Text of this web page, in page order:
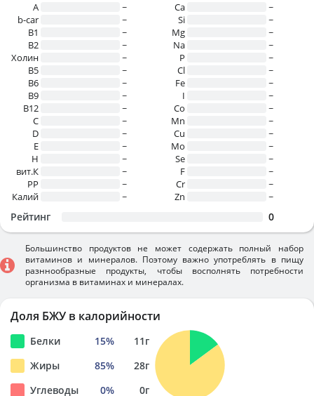
A
~
b-car
~
В1
~
B2
~
Холин
~
B5
~
B6
~
B9
~
B12
~
C
~
D
~
E
~
H
~
вит.К
~
PP
~
Калий
~
Ca
~
Si
~
Mg
~
Na
~
P
~
Cl
~
Fe
~
I
~
Co
~
Mn
~
Cu
~
Mo
~
Se
~
F
~
Cr
~
Zn
~
Рейтинг 0
Большинство продуктов не может содержать полный набор
витаминов и минералов. Поэтому важно употреблять в пищу
разннообразные продукты, чтобы восполнять потребности
организма в витаминах и минералах.
Доля БЖУ в калорийности
Белки 15% 11г
Жиры
85% 28г
Углеводы
0% 0г